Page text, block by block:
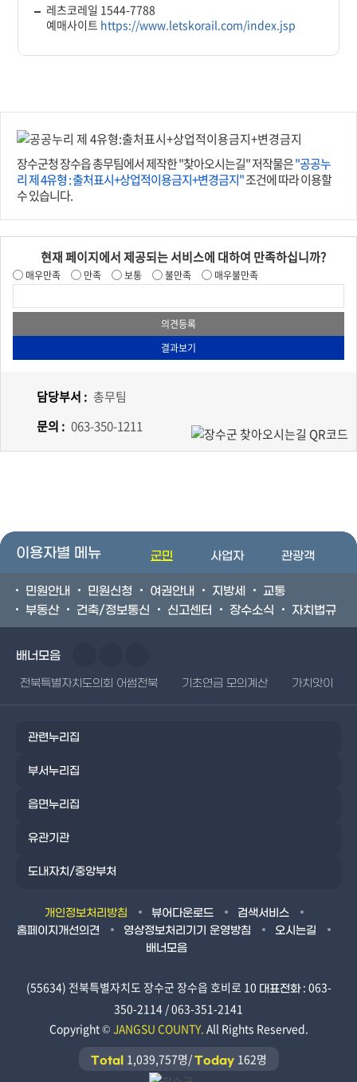
레츠코레일 1544-7788
예매사이트 https://www.letskorail.com/index.jsp
장수군청 장수읍 총무팀에서 제작한 "찾아오시는길" 저작물은"공공누
리 제 4유형 : 출처표시+상업적이용금지+변경금지"조건에 따라 이용할
수 있습니다.
현재 페이지에서 제공되는 서비스에 대하여 만족하십니까?
매우만족 만족 보통 불만족 매우불만족
담당부서 : 총무팀
문의 : 063-350-1211
이용자별 메뉴 군민 사업자 관광객
민원안내 민원신청 여권안내 지방세
교통
부동산
건축/정보통신 신고센터 장수소식 자치법규
배너모음
전북특별자치도의회 어썸전북 기초연금 모의계산 가치앗이
관련누리집
부서누리집
읍면누리집
유관기관
도내자치/중앙부처
개인정보처리방침 뷰어다운로드
검색서비스
홈페이지개선의견
영상정보처리기기 운영방침
오시는길
배너모음
(55634) 전북특별자치도 장수군 장수읍 호비로 10 대표전화: 063-
350-2114 / 063-351-2141
Copyright © JANGSU COUNTY. All Rights Reserved.
Total 1,039,757명/Today 162명